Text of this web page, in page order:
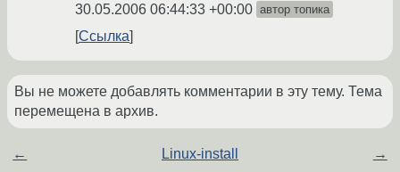
30.05.2006 06:44:33 +00:00 автор топика
Ссылка
Вы не можете добавлять комментарии в эту тему. Тема
перемещена в архив.
← Linux-install →